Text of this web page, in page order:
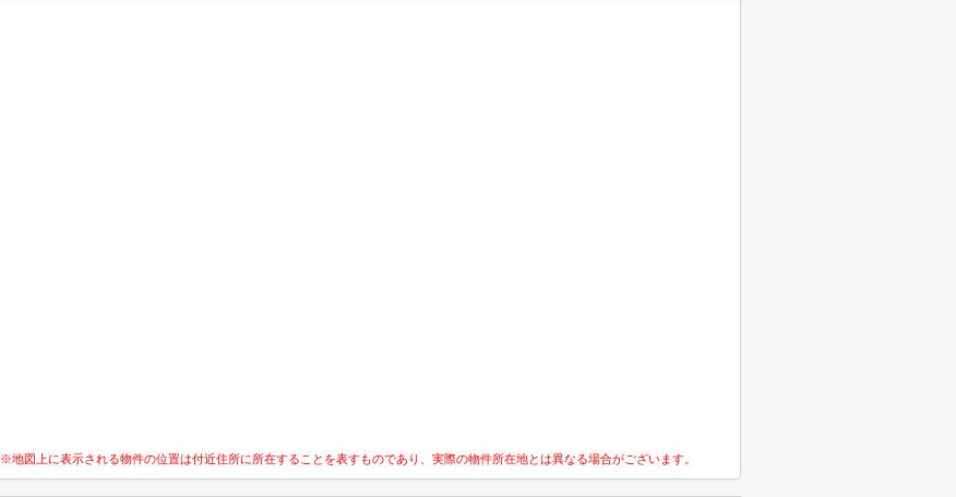
※地図上に表示される物件の位置は付近住所に所在することを表すものであり、実際の物件所在地とは異なる場合がございます。